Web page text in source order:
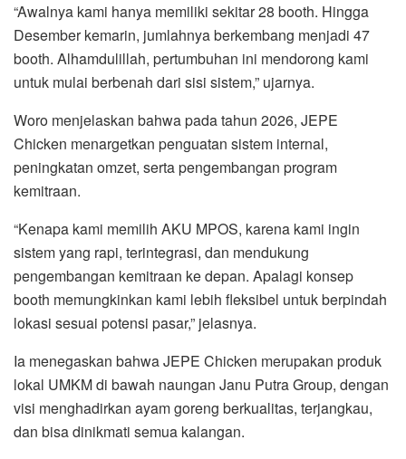
“Awalnya kami hanya memiliki sekitar 28 booth. Hingga
Desember kemarin, jumlahnya berkembang menjadi 47
booth. Alhamdulillah, pertumbuhan ini mendorong kami
untuk mulai berbenah dari sisi sistem,” ujarnya.
Woro menjelaskan bahwa pada tahun 2026, JEPE
Chicken menargetkan penguatan sistem internal,
peningkatan omzet, serta pengembangan program
kemitraan.
“Kenapa kami memilih AKU MPOS, karena kami ingin
sistem yang rapi, terintegrasi, dan mendukung
pengembangan kemitraan ke depan. Apalagi konsep
booth memungkinkan kami lebih fleksibel untuk berpindah
lokasi sesuai potensi pasar,” jelasnya.
Ia menegaskan bahwa JEPE Chicken merupakan produk
lokal UMKM di bawah naungan Janu Putra Group, dengan
visi menghadirkan ayam goreng berkualitas, terjangkau,
dan bisa dinikmati semua kalangan.